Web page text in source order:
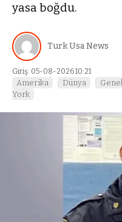
yasa boğdu.
Turk Usa News
Giriş: 05-08-2026 10:21
Amerika Dünya Genel
York